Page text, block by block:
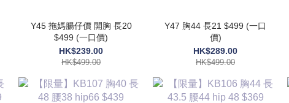
Y45 拖媽腸仔價 開胸 長20
$499 (一口價)
HK$239.00
HK$499.00
Y47 胸44 長21 $499 (一口
價)
HK$289.00
HK$499.00